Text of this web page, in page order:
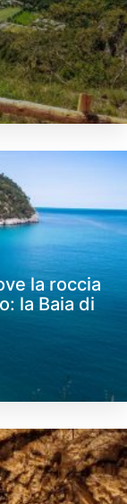
la roccia
la Baia di